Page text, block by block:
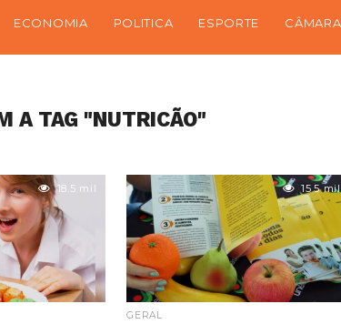
ECONOMIA POLITICA ESPORTE
A TAG "NUTRICÃO"
18.5 mil 15.5 mil
GERAL